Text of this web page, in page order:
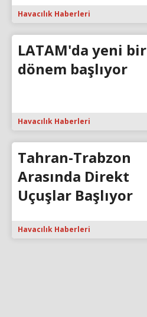
Havacılık Haberleri
LATAM'da yeni bir
dönem başlıyor
Havacılık Haberleri
Tahran-Trabzon
Arasında Direkt
Uçuşlar Başlıyor
Havacılık Haberleri